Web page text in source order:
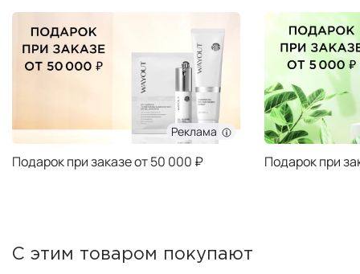
Реклама
Подарок при заказе от 50 000 ₽ Подарок при
С этим товаром покупают